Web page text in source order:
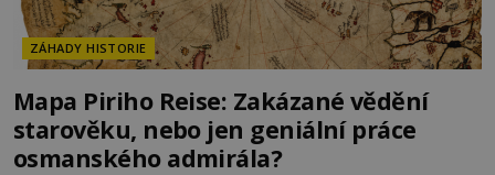
ZÁHADY HISTORIE
Mapa Piriho Reise: Zakázané vědění
starověku, nebo jen geniální práce
osmanského admirála?